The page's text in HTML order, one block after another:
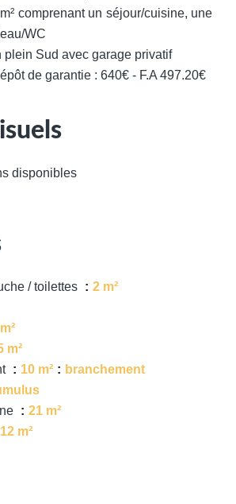
comprenant un séjour/cuisine, une
WC
plein Sud avec garage privatif
de garantie : 640€ - F.A 497.20€
disponibles
/ toilettes
2 m²
m²
10 m²
branchement
21 m²
12 m²